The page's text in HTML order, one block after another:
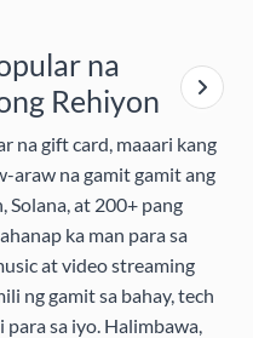
na
Rehiyon
na gift card, maaari kang
araw na gamit gamit ang
Solana, at 200+ pang
ka man para sa
at video streaming
ng gamit sa bahay, tech
sa iyo. Halimbawa,